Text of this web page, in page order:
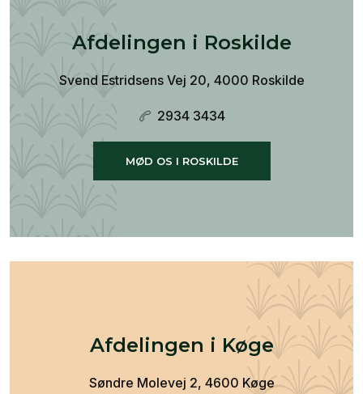
Afdelingen i Roskilde
Svend Estridsens Vej 20, 4000 Roskilde
2934 3434
MØD OS I ROSKILDE
Afdelingen i Køge
Søndre Molevej 2, 4600 Køge